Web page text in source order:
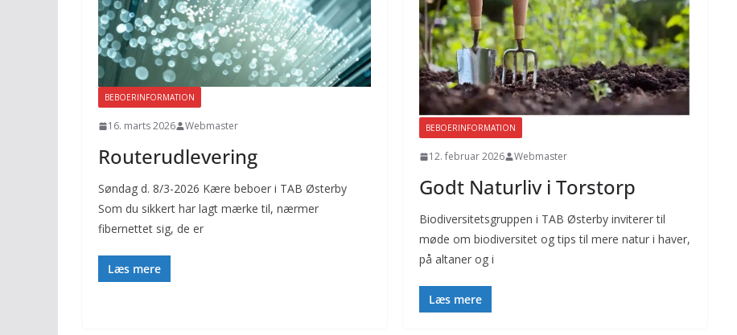
BEBOERINFORMATION
16. marts 2026 Webmaster
Routerudlevering
Søndag d. 8/3-2026 Kære beboer i TAB Østerby
Som du sikkert har lagt mærke til, nærmer
fibernettet sig, de er
Læs mere
BEBOERINFORMATION
12. februar 2026 Webmaster
Godt Naturliv i Torstorp
Biodiversitetsgruppen i TAB Østerby inviterer til
møde om biodiversitet og tips til mere natur i haver,
på altaner og i
Læs mere